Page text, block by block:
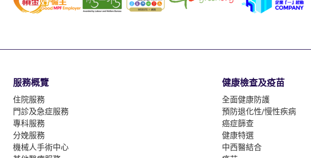
服務概覽
住院服務
門診及急症服務
專科服務
分娩服務
機械人手術中心
健康檢查及疫苗
全面健康防護
預防退化性/慢性疾病
癌症篩查
健康特選
中西醫結合